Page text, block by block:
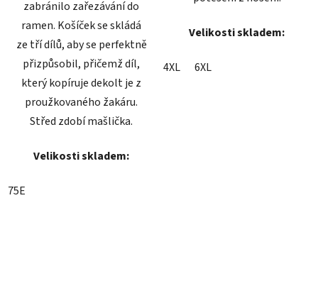
zabránilo zařezávání do
ramen. Košíček se skládá
ze tří dílů, aby se perfektně
přizpůsobil, přičemž díl,
který kopíruje dekolt je z
proužkovaného žakáru.
Střed zdobí mašlička.
Velikosti skladem:
75E
Velikosti skladem:
4XL 6XL